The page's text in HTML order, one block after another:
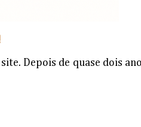
Depois de quase dois